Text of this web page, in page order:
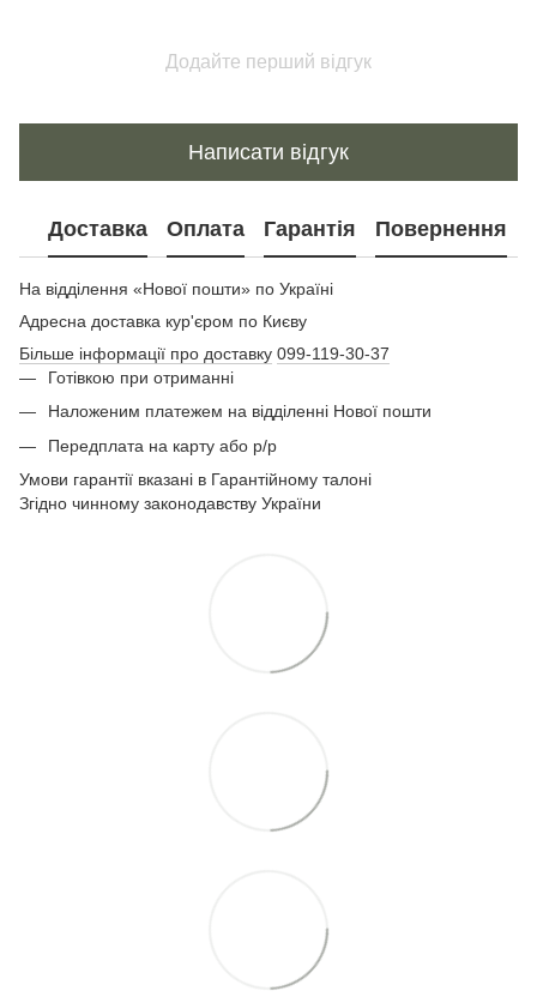
Додайте перший відгук
Написати відгук
Доставка Оплата Гарантія Повернення
На відділення «Нової пошти» по Україні
Адресна доставка кур'єром по Києву
Більше інформації про доставку 099-119-30-37
Готівкою при отриманні
Наложеним платежем на відділенні Нової пошти
Передплата на карту або р/р
Умови гарантії вказані в Гарантійному талоні
Згідно чинному законодавству України